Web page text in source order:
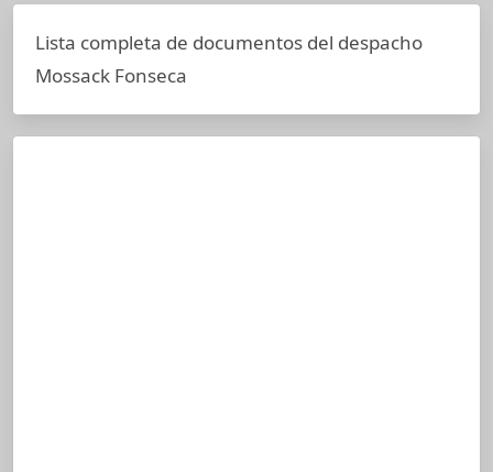
Lista completa de documentos del despacho
Mossack Fonseca